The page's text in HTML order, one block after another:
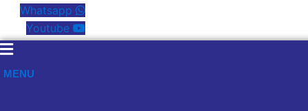
Whatsapp
Youtube
MENU